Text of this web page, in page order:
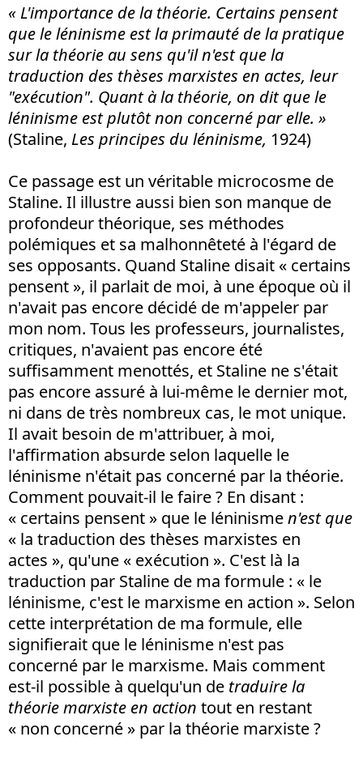
« L'importance de la théorie. Certains pensent
que le léninisme est la primauté de la pratique
sur la théorie au sens qu'il n'est que la
traduction des thèses marxistes en actes, leur
"exécution". Quant à la théorie, on dit que le
léninisme est plutôt non concerné par elle. »
(Staline, Les principes du léninisme, 1924)
Ce passage est un véritable microcosme de
Staline. Il illustre aussi bien son manque de
profondeur théorique, ses méthodes
polémiques et sa malhonnêteté à l'égard de
ses opposants. Quand Staline disait « certains
pensent », il parlait de moi, à une époque où il
n'avait pas encore décidé de m'appeler par
mon nom. Tous les professeurs, journalistes,
critiques, n'avaient pas encore été
suffisamment menottés, et Staline ne s'était
pas encore assuré à lui-même le dernier mot,
ni dans de très nombreux cas, le mot unique.
Il avait besoin de m'attribuer, à moi,
l'affirmation absurde selon laquelle le
léninisme n'était pas concerné par la théorie.
Comment pouvait-il le faire ? En disant :
« certains pensent » que le léninismen'est que
« la traduction des thèses marxistes en
actes », qu'une « exécution ». C'est là la
traduction par Staline de ma formule : « le
léninisme, c'est le marxisme en action ». Selon
cette interprétation de ma formule, elle
signifierait que le léninisme n'est pas
concerné par le marxisme. Mais comment
est-il possible à quelqu'un de traduire la
théorie marxiste en action tout en restant
« non concerné » par la théorie marxiste ?